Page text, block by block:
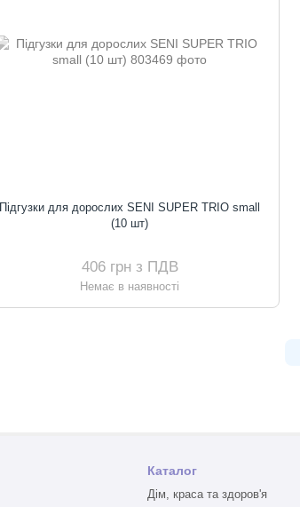
Підгузки для дорослих SENI SUPER TRIO small
(10 шт)
406 грн з ПДВ
Немає в наявності
Каталог
Дім, краса та здоров'я